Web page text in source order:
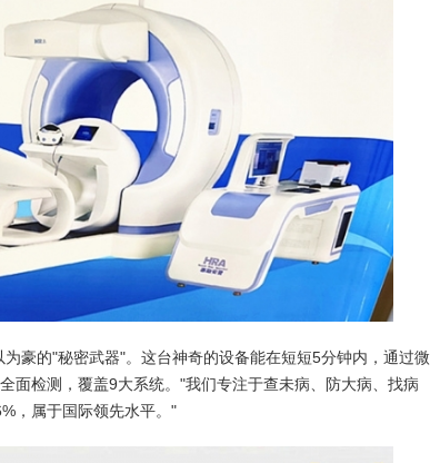
豪的"秘密武器"。这台神奇的设备能在短短5分钟内，通过微
面检测，覆盖9大系统。"我们专注于查未病、防大病、找病
，属于国际领先水平。"